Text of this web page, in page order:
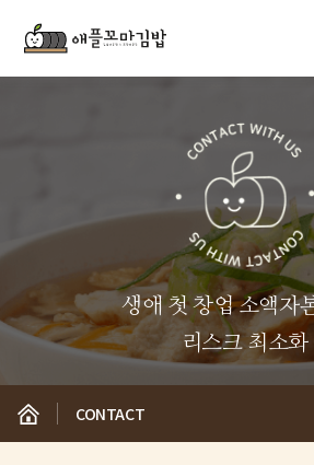
생애 첫 창업 소액자
리스크 최소화
CONTACT